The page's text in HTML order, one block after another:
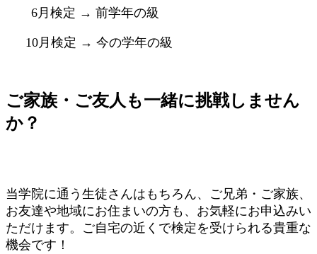
6月検定 → 前学年の級
10月検定 → 今の学年の級
ご家族・ご友人も一緒に挑戦しません
か？
当学院に通う生徒さんはもちろん、ご兄弟・ご家族、
お友達や地域にお住まいの方も、お気軽にお申込みい
ただけます。ご自宅の近くで検定を受けられる貴重な
機会です！